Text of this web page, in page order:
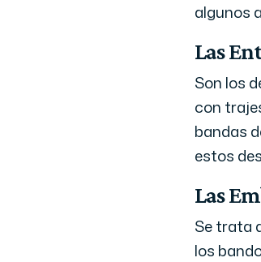
algunos
Las
Son los
con
bandas
estos
Las
Se trata
los